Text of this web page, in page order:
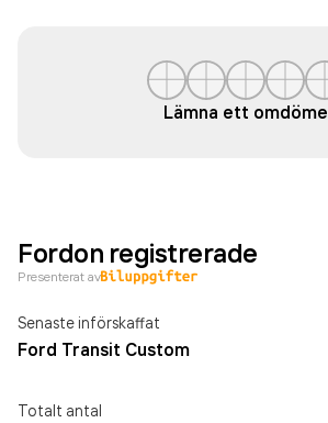
Lämna ett omdöme
Fordon registrerade
Presenterat av
Senaste införskaffat
Ford Transit Custom
Totalt antal